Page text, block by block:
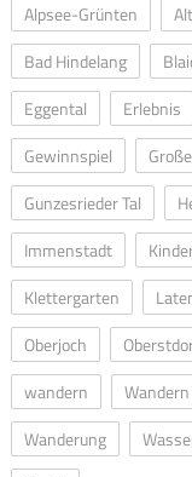
Alpsee-Grünten
Bad Hindelang
Eggental
Erlebnis
Gewinnspiel
Gunzesrieder Tal
Immenstadt
Klettergarten
Oberjoch
wandern
Wanderung